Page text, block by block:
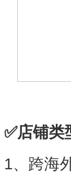
✅店铺类
1、跨海